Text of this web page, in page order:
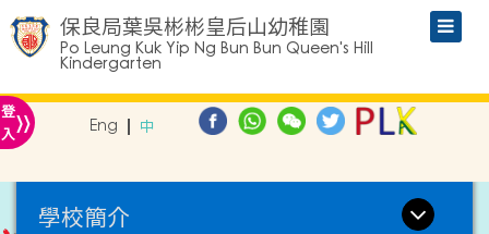
保良局葉吳彬彬皇后山幼稚園
Po Leung Kuk Yip Ng Bun Bun Queen's Hill
Kindergarten
登
入» Eng 中
學校簡介